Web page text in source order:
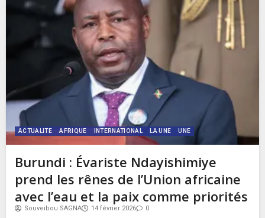
ACTUALITE AFRIQUE INTERNATIONAL LA UNE UNE
Burundi : Évariste Ndayishimiye
prend les rênes de l’Union africaine
avec l’eau et la paix comme priorités
Souveibou SAGNA 14 février 2026 0